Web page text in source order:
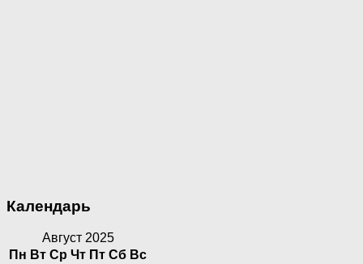
Календарь
Август 2025
Пн Вт Ср Чт Пт Сб Вс